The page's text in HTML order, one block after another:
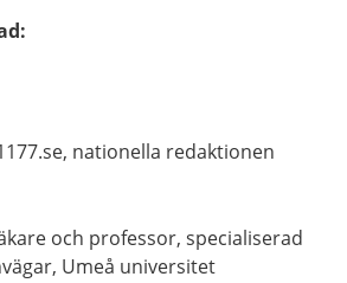
:
nationella redaktionen
och professor, specialiserad
Umeå universitet